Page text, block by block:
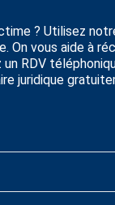
? Utilisez
On vous aide à
un RDV
juridique